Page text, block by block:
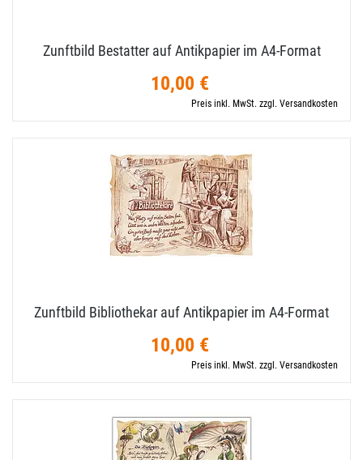
Zunftbild Bestatter auf Antikpapier im A4-​Format
10,00 €
Preis inkl. MwSt. zzgl. Versandkosten
Zunftbild Bibliothekar auf Antikpapier im A4-​Format
10,00 €
Preis inkl. MwSt. zzgl. Versandkosten